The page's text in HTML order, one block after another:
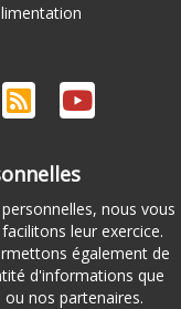
nous vous
leur exercice.
également de
d'informations que
nos partenaires.